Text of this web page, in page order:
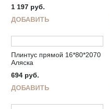
1 197 руб.
ДОБАВИТЬ
Плинтус прямой 16*80*2070
Аляска
694 руб.
ДОБАВИТЬ